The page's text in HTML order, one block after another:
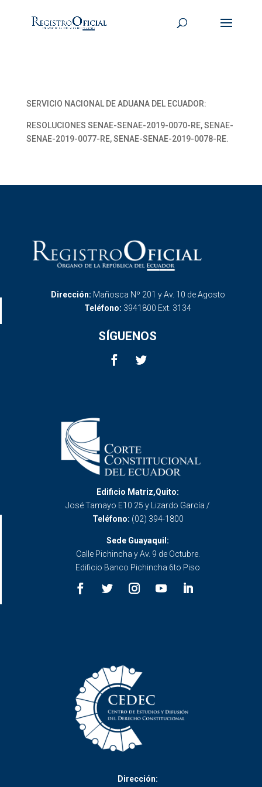
SERVICIO NACIONAL DE ADUANA DEL ECUADOR:
RESOLUCIONES SENAE-SENAE-2019-0070-RE, SENAE-
SENAE-2019-0077-RE, SENAE-SENAE-2019-0078-RE.
Dirección: Mañosca Nº 201 y Av. 10 de Agosto
Teléfono: 3941800 Ext. 3134
SÍGUENOS
Edificio Matriz,Quito:
José Tamayo E10 25 y Lizardo García /
Teléfono: (02) 394-1800
Sede Guayaquil:
Calle Pichincha y Av. 9 de Octubre.
Edificio Banco Pichincha 6to Piso
Dirección: